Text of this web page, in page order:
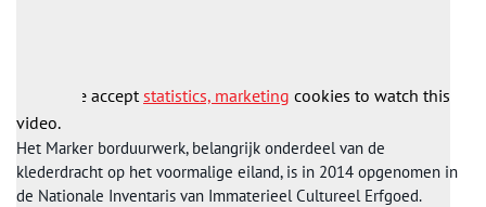
Please acceptstatistics, marketing cookies to watch this
video.
Het Marker borduurwerk, belangrijk onderdeel van de
klederdracht op het voormalige eiland, is in 2014 opgenomen in
de Nationale Inventaris van Immaterieel Cultureel Erfgoed.